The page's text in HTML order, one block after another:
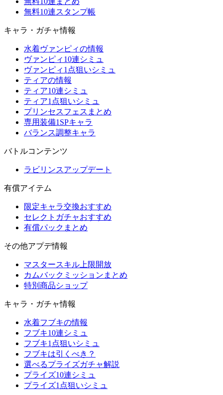
無料10連スタンプ帳
キャラ・ガチャ情報
水着ヴァンピィの情報
ヴァンピィ10連シミュ
ヴァンピィ1点狙いシミュ
ティアの情報
ティア10連シミュ
ティア1点狙いシミュ
プリンセスフェスまとめ
専用装備1SPキャラ
バランス調整キャラ
バトルコンテンツ
ラビリンスアップデート
有償アイテム
限定キャラ交換おすすめ
セレクトガチャおすすめ
有償パックまとめ
その他アプデ情報
マスタースキル上限開放
カムバックミッションまとめ
特別商品ショップ
キャラ・ガチャ情報
水着フブキの情報
フブキ10連シミュ
フブキ1点狙いシミュ
フブキは引くべき？
選べるプライズガチャ解説
プライズ10連シミュ
プライズ1点狙いシミュ